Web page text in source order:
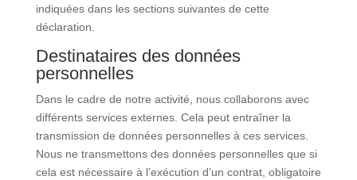
indiquées dans les sections suivantes de cette
déclaration.
Destinataires des données
personnelles
Dans le cadre de notre activité, nous collaborons avec
différents services externes. Cela peut entraîner la
transmission de données personnelles à ces services.
Nous ne transmettons des données personnelles que si
cela est nécessaire à l’exécution d’un contrat, obligatoire